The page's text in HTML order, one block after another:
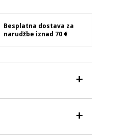
Besplatna dostava za
narudžbe iznad 70 €